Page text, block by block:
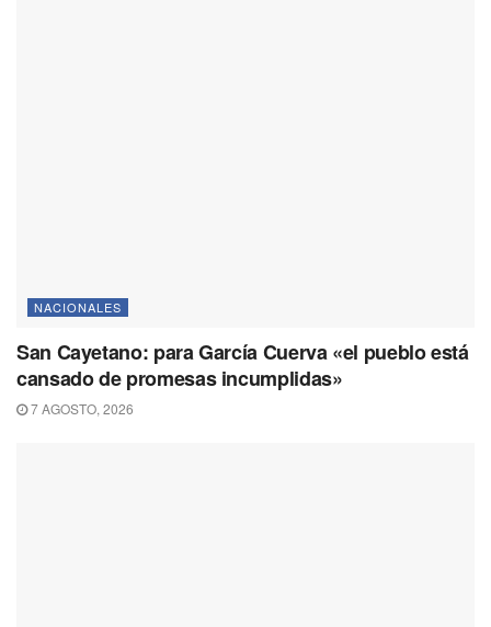
NACIONALES
San Cayetano: para García Cuerva «el pueblo está
cansado de promesas incumplidas»
7 AGOSTO, 2026